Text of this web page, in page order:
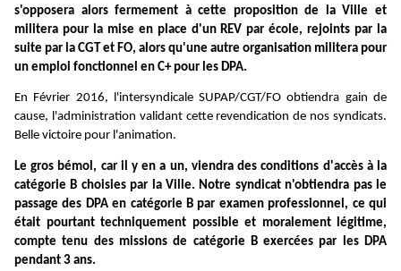
s'opposera alors fermement à cette proposition de la Ville et
militera pour la mise en place d'un REV par école, rejoints par la
suite par la CGT et FO, alors qu'une autre organisation militera pour
un emploi fonctionnel en C+ pour les DPA.
En Février 2016, l'intersyndicale SUPAP/CGT/FO obtiendra gain de
cause, l'administration validant cette revendication de nos syndicats.
Belle victoire pour l'animation.
Le gros bémol, car il y en a un, viendra des conditions d'accès à la
catégorie B choisies par la Ville. Notre syndicat n'obtiendra pas le
passage des DPA en catégorie B par examen professionnel, ce qui
était pourtant techniquement possible et moralement légitime,
compte tenu des missions de catégorie B exercées par les DPA
pendant 3 ans.